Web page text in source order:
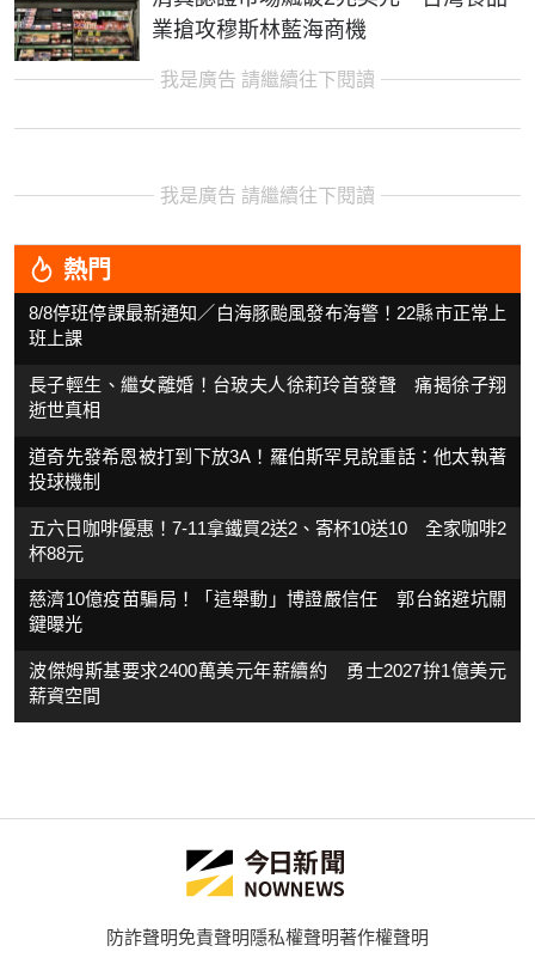
業搶攻穆斯林藍海商機
我是廣告 請繼續往下閱讀
我是廣告 請繼續往下閱讀
熱門
8/8停班停課最新通知／白海豚颱風發布海警！22縣市正常上
班上課
長子輕生、繼女離婚！台玻夫人徐莉玲首發聲 痛揭徐子翔
逝世真相
道奇先發希恩被打到下放3A！羅伯斯罕見說重話：他太執著
投球機制
五六日咖啡優惠！7-11拿鐵買2送2、寄杯10送10 全家咖啡2
杯88元
慈濟10億疫苗騙局！「這舉動」博證嚴信任 郭台銘避坑關
鍵曝光
波傑姆斯基要求2400萬美元年薪續約 勇士2027拚1億美元
薪資空間
防詐聲明免責聲明隱私權聲明著作權聲明